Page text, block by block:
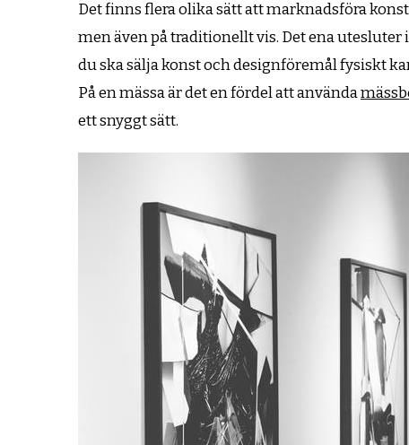
Det finns flera olika sätt att marknadsföra
men även på traditionellt vis. Det ena
du ska sälja konst och designföremål fysiskt
På en mässa är det en fördel att använda
ett snyggt sätt.